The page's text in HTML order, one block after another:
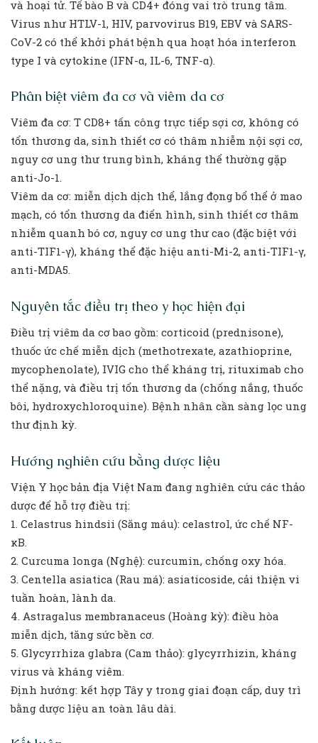
và hoại tử. Tế bào B và CD4+ đóng vai trò trung tâm.
Virus như HTLV-1, HIV, parvovirus B19, EBV và SARS-
CoV-2 có thể khởi phát bệnh qua hoạt hóa interferon
type I và cytokine (IFN-α, IL-6, TNF-α).
Phân biệt viêm đa cơ và viêm da cơ
Viêm đa cơ: T CD8+ tấn công trực tiếp sợi cơ, không có
tổn thương da, sinh thiết cơ có thâm nhiễm nội sợi cơ,
nguy cơ ung thư trung bình, kháng thể thường gặp
anti-Jo-1.
Viêm da cơ: miễn dịch dịch thể, lắng đọng bổ thể ở mao
mạch, có tổn thương da điển hình, sinh thiết cơ thâm
nhiễm quanh bó cơ, nguy cơ ung thư cao (đặc biệt với
anti-TIF1-γ), kháng thể đặc hiệu anti-Mi-2, anti-TIF1-γ,
anti-MDA5.
Nguyên tắc điều trị theo y học hiện đại
Điều trị viêm da cơ bao gồm: corticoid (prednisone),
thuốc ức chế miễn dịch (methotrexate, azathioprine,
mycophenolate), IVIG cho thể kháng trị, rituximab cho
thể nặng, và điều trị tổn thương da (chống nắng, thuốc
bôi, hydroxychloroquine). Bệnh nhân cần sàng lọc ung
thư định kỳ.
Hướng nghiên cứu bằng dược liệu
Viện Y học bản địa Việt Nam đang nghiên cứu các thảo
dược để hỗ trợ điều trị:
1. Celastrus hindsii (Săng máu): celastrol, ức chế NF-
κB.
2. Curcuma longa (Nghệ): curcumin, chống oxy hóa.
3. Centella asiatica (Rau má): asiaticoside, cải thiện vi
tuần hoàn, lành da.
4. Astragalus membranaceus (Hoàng kỳ): điều hòa
miễn dịch, tăng sức bền cơ.
5. Glycyrrhiza glabra (Cam thảo): glycyrrhizin, kháng
virus và kháng viêm.
Định hướng: kết hợp Tây y trong giai đoạn cấp, duy trì
bằng dược liệu an toàn lâu dài.